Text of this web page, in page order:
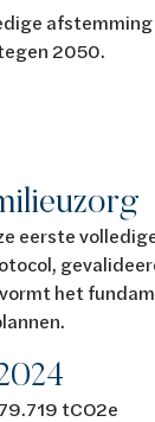
afstemming
2050.
eerste
het
tCO2e